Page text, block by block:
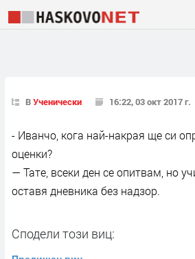
ВУченически 16:22, 03 окт 2017 г.
- Иванчо, кога най-накрая ще си
оценки?
— Тате, всеки ден се опитвам, но
оставя дневника без надзор.
Сподели този виц: